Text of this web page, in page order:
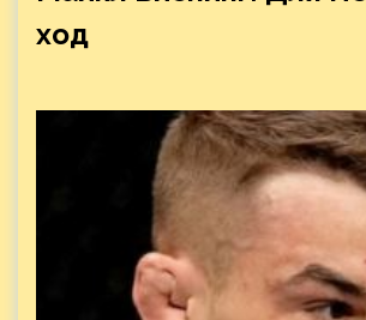
ход